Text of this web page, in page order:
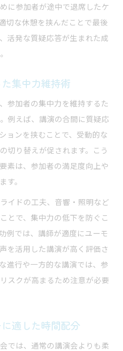
に参加者が途中で退席したケ
切な休憩を挟んだことで最後
活発な質疑応答が生まれた成
集中力維持術
参加者の集中力を維持するた
例えば、講演の合間に質疑応
ョンを挟むことで、受動的な
切り替えが促されます。こう
素は、参加者の満足度向上や
す。
イドの工夫、音響・照明など
とで、集中力の低下を防ぐこ
例では、講師が適度にユーモ
を活用した講演が高く評価さ
進行や一方的な講演では、参
スクが高まるため注意が必要
適した時間配分
では、通常の講演会よりも柔